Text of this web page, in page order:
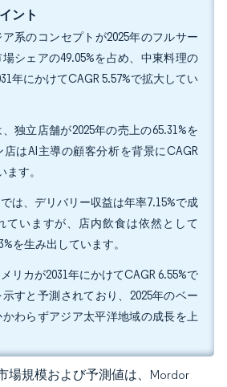
ント
系のコンセプトが2025年のフルサー
シェアの49.05%を占め、中東料理の
年にかけてCAGR 5.57%で拡大してい
独立店舗が2025年の売上の65.31%を
はAI主導の顧客分析を背景にCAGR
ます。
は、デリバリー収益は年率7.15%で成
ていますが、店内飲食は依然として
を生み出しています。
リカが2031年にかけてCAGR 6.55%で
すと予測されており、2025年のベー
わらずアジア太平洋地域の成長を上
場規模および予測値は、Mordor